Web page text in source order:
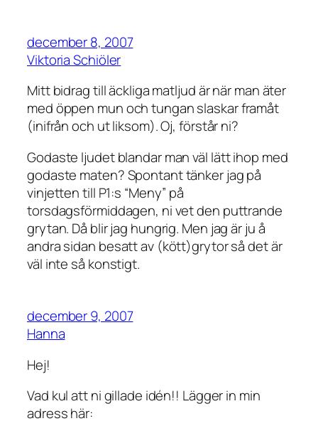
december 8, 2007
Viktoria Schiöler
Mitt bidrag till äckliga matljud är när man äter
med öppen mun och tungan slaskar framåt
(inifrån och ut liksom). Oj, förstår ni?
Godaste ljudet blandar man väl lätt ihop med
godaste maten? Spontant tänker jag på
vinjetten till P1:s “Meny” på
torsdagsförmiddagen, ni vet den puttrande
grytan. Då blir jag hungrig. Men jag är ju å
andra sidan besatt av (kött)grytor så det är
väl inte så konstigt.
december 9, 2007
Hanna
Hej!
Vad kul att ni gillade idén!! Lägger in min
adress här: